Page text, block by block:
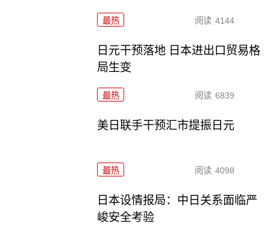
最热 阅读 4144
日元干预落地 日本进出口贸易格
局生变
最热 阅读 6839
美日联手干预汇市提振日元
最热 阅读 4098
日本设情报局：中日关系面临严
峻安全考验